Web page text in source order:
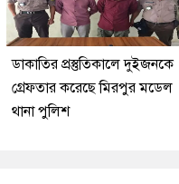
ডাকাতির প্রস্তুতিকালে দুইজনকে
গ্রেফতার করেছে মিরপুর মডেল
থানা পুলিশ